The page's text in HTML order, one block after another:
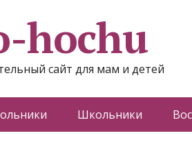
hochu
сайт для мам и детей
Школьники